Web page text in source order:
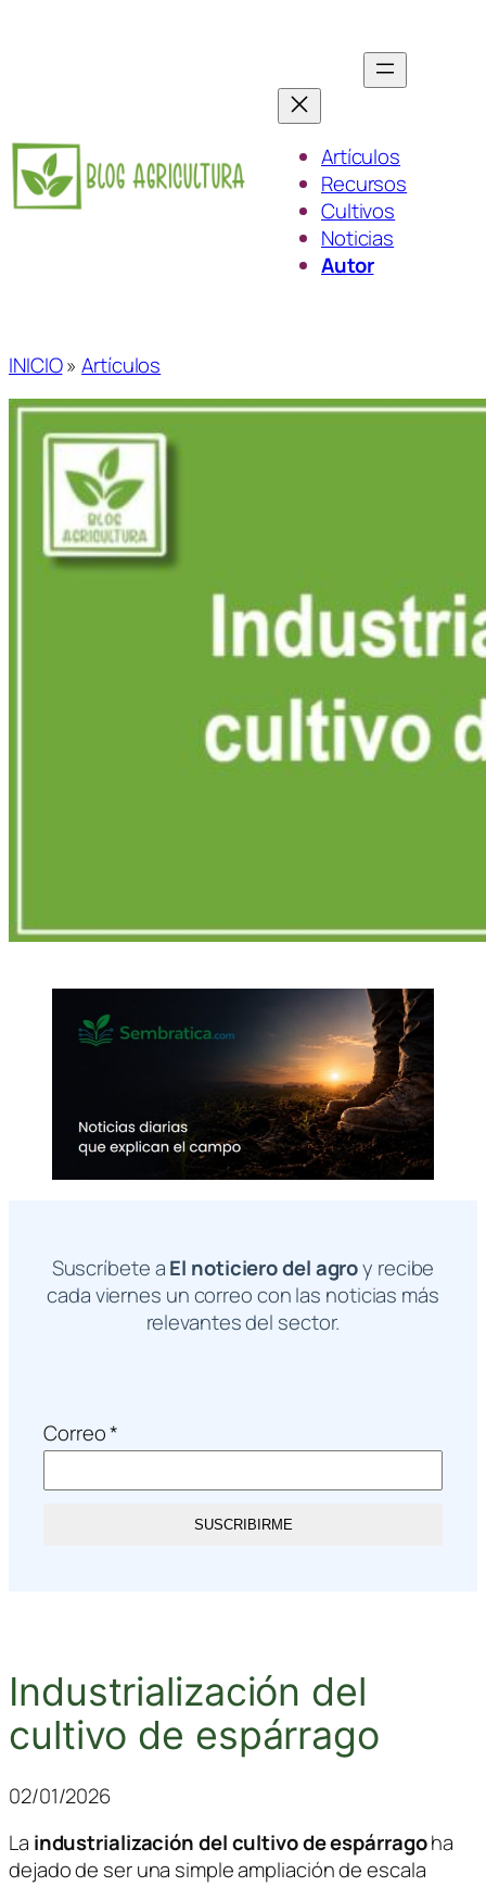
Artículos
Recursos
Cultivos
Noticias
Autor
INICIO» Artículos
Suscríbete aEl noticiero del agroy recibe
cada viernes un correo con las noticias más
relevantes del sector.
Correo*
SUSCRIBIRME
Industrialización del
cultivo de espárrago
02/01/2026
La industrialización del cultivo de espárragoha
dejado de ser una simple ampliación de escala